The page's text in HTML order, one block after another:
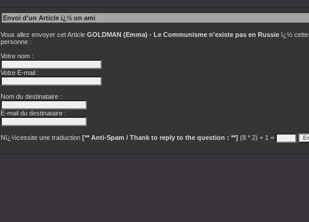
Envoi d'un Article ï¿½ un ami
Vous allez envoyer cet Article GOLDMAN (Emma) - Le Communisme n'existe pas en Russie ï¿½ cette
personne :
Votre nom :
Votre E-mail :
Nom du destinataire :
E-mail du destinataire :
Nï¿½cessite une traduction [** Anti-Spam / Thank to reply to the question : **] (8 * 2) + 1 =